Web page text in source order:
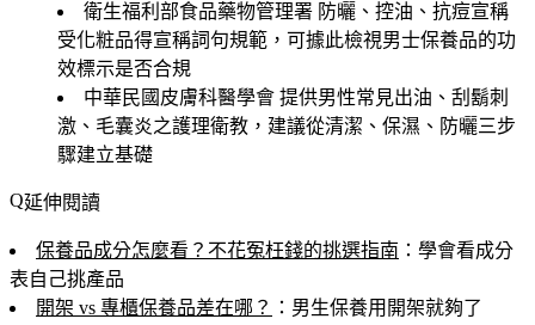
衛生福利部食品藥物管理署 防曬、控油、抗痘宣稱
受化粧品得宣稱詞句規範，可據此檢視男士保養品的功
效標示是否合規
中華民國皮膚科醫學會 提供男性常見出油、刮鬍刺
激、毛囊炎之護理衛教，建議從清潔、保濕、防曬三步
驟建立基礎
延伸閱讀
保養品成分怎麼看？不花冤枉錢的挑選指南 ：學會看成分
表自己挑產品
開架 vs 專櫃保養品差在哪？ ：男生保養用開架就夠了